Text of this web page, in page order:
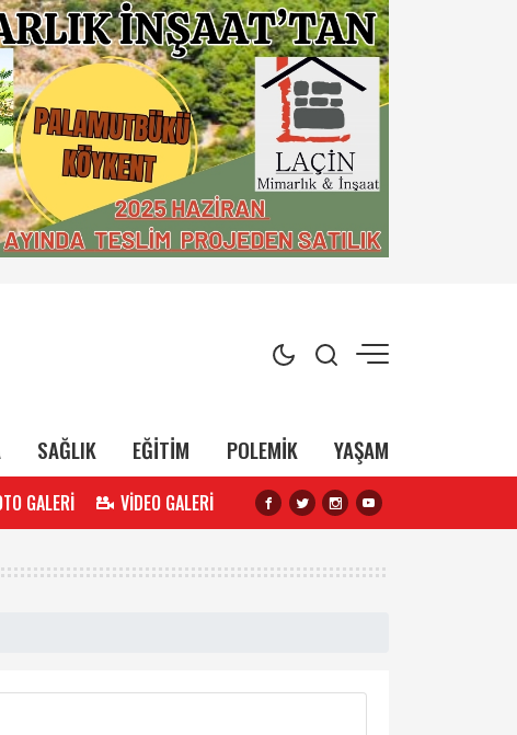
SAĞLIK EĞİTİM POLEMİK YAŞAM
GALERİ VİDEO GALERİ